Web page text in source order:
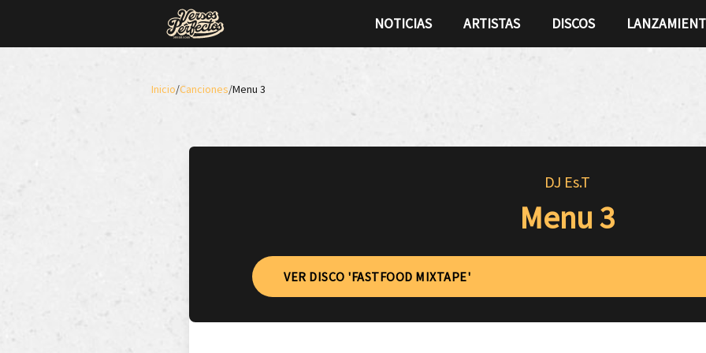
NOTICIAS ARTISTAS DISCOS
Inicio/Canciones/Menu 3
DJ Es.T
Menu 3
VER DISCO 'FASTFOOD MIXTAPE'